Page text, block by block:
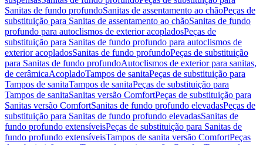
Sanitas de fundo profundoSanitas de assentamento ao chãoPeças de
substituição para Sanitas de assentamento ao chãoSanitas de fundo
profundo para autoclismos de exterior acopladosPeças de
substituição para Sanitas de fundo profundo para autoclismos de
exterior acopladosSanitas de fundo profundoPeças de substituição
para Sanitas de fundo profundoAutoclismos de exterior para sanitas,
de cerâmicaAcopladoTampos de sanitaPeças de substituição para
Tampos de sanitaTampos de sanitaPeças de substituição para
Tampos de sanitaSanitas versão ComfortPeças de substituição para
Sanitas versão ComfortSanitas de fundo profundo elevadasPeças de
substituição para Sanitas de fundo profundo elevadasSanitas de
fundo profundo extensíveisPeças de substituição para Sanitas de
fundo profundo extensíveisTampos de sanita versão ComfortPeças